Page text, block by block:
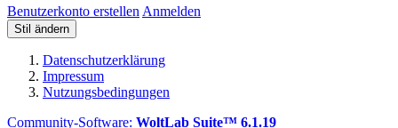
Benutzerkonto erstellenAnmelden
Stil ändern
Datenschutzerklärung
Impressum
Nutzungsbedingungen
Community-Software: WoltLab Suite™ 6.1.19